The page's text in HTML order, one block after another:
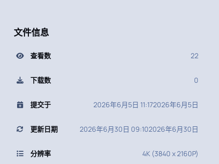
文件信息
查看数 22
下载数 0
提交于 2026年6月5日 11:172026年6月5日
更新日期 2026年6月30日 09:102026年6月30日
分辨率 4K (3840 x 2160P)